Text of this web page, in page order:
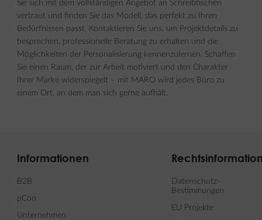
Sie sich mit dem vollständigen Angebot an Schreibtischen
vertraut und finden Sie das Modell, das perfekt zu Ihren
Bedürfnissen passt. Kontaktieren Sie uns, um Projektdetails zu
besprechen, professionelle Beratung zu erhalten und die
Möglichkeiten der Personalisierung kennenzulernen. Schaffen
Sie einen Raum, der zur Arbeit motiviert und den Charakter
Ihrer Marke widerspiegelt – mit MARO wird jedes Büro zu
einem Ort, an dem man sich gerne aufhält.
Informationen
B2B
pCon
Unternehmen
Datenschutz-
Bestimmungen
EU Projekte